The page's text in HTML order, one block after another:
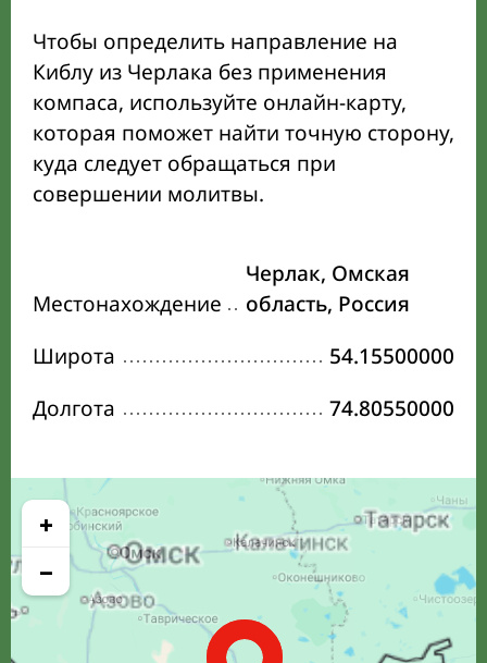
Чтобы определить направление на
Киблу из Черлака без применения
компаса, используйте онлайн-карту,
которая поможет найти точную сторону,
куда следует обращаться при
совершении молитвы.
Местонахождение
Черлак, Омская
область, Россия
Широта
54.15500000
Долгота
74.80550000
+
−